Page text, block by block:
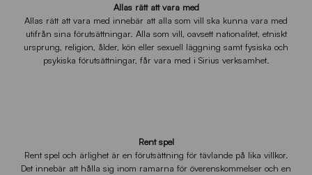
Allas rätt att vara med
Allas rätt att vara med innebär att alla som vill ska kunna vara med
utifrån sina förutsättningar. Alla som vill, oavsett nationalitet, etniskt
ursprung, religion, ålder, kön eller sexuell läggning samt fysiska och
psykiska förutsättningar, får vara med i Sirius verksamhet.
Rent spel
Rent spel och ärlighet är en förutsättning för tävlande på lika villkor.
Det innebär att hålla sig inom ramarna för överenskommelser och en